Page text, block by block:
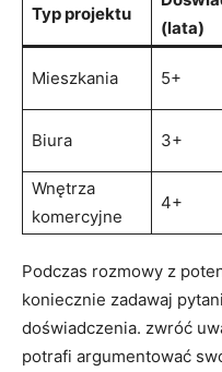
Typ projektu
(lata)
Mieszkania 5+
Biura 3+
Wnętrza
komercyjne
4+
Podczas ‍rozmowy z
koniecznie zadawaj
doświadczenia. zwróć⁤
potrafi argumentować